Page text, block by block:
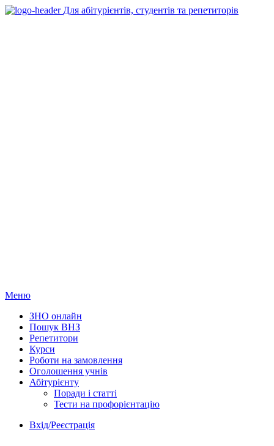
Для абітурієнтів, студентів та репетиторів
Меню
ЗНО онлайн
Пошук ВНЗ
Репетитори
Курси
Роботи на замовлення
Оголошення учнів
Абітурієнту
Поради і статті
Тести на профорієнтацію
Вхід/Реєстрація